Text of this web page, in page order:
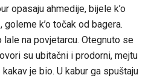
opasaju ahmedije, bijele k’o
k’o točak od bagera.
lale na povjetarcu. Otegnuto se
su ubitačni i prodorni, mejtu
je bio. U kabur ga spuštaju